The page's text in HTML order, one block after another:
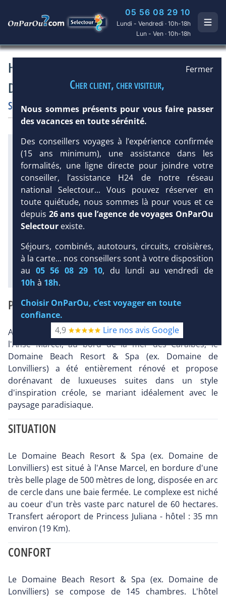
05 56 08 29 10
Lundi - Vendredi · 10h-18h
Lun - Ven · 10h-18h
Hôtel Le Domaine Beach Resort & Spa (ex.
Domaine De Lonvilliers) 5*
Saint Martin/Anse Marcel HôtelCharme/ Prestige
DEMANDE
D’INFORMATIONS
Infos météo :
28 °C
104 mm
30 °C
Infos plages :
Dist.Distance
< 100 m
Long.Longueur
500 m
Équipement :
145
Tx:21 % Tx : 23 %
Infos golfs :
l'hôtel
Diaporama
PRÉSENTATION
Au milieu du magnifique jardin tropical de 60 ha de
l'Anse Marcel, au bord de la mer des Caraïbes, le
Domaine Beach Resort & Spa (ex. Domaine de
Lonvilliers) a été entièrement rénové et propose
dorénavant de luxueuses suites dans un style
d'inspiration créole, se mariant idéalement avec le
paysage paradisiaque.
SITUATION
Le Domaine Beach Resort & Spa (ex. Domaine de
Lonvilliers) est situé à l'Anse Marcel, en bordure d'une
très belle plage de 500 mètres de long, disposée en arc
de cercle dans une baie fermée. Le complexe est niché
au coeur d'un très vaste parc naturel de 60 hectares.
Transfert aéroport de Princess Juliana - hôtel : 35 mn
environ (19 Km).
CONFORT
Le Domaine Beach Resort & Spa (ex. Domaine de
Lonvilliers) se compose de 145 chambres. L'hôtel
Fermer
Cher client, cher visiteur,
Nous sommes présents pour vous faire passer
des vacances en toute sérénité.
Des conseillers voyages à l’expérience confirmée
(15 ans minimum), une assistance dans les
formalités, une ligne directe pour joindre votre
conseiller, l’assistance H24 de notre réseau
national Selectour... Vous pouvez réserver en
toute quiétude, nous sommes là pour vous et ce
depuis 26 ans que l’agence de voyages OnParOu
Selectour existe.
Séjours, combinés, autotours, circuits, croisières,
à la carte... nos conseillers sont à votre disposition
au 05 56 08 29 10, du lundi au vendredi de
10h à 18h.
Choisir OnParOu, c’est voyager en toute
confiance.
4,9
Lire nos avis Google